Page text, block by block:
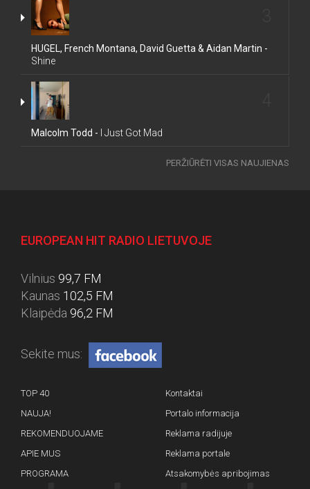
HUGEL, French Montana, David Guetta & Aidan Martin -
Shine
Malcolm Todd - I Just Got Mad
PERŽIŪRĖTI VISAS NAUJIENAS
EUROPEAN HIT RADIO LIETUVOJE
Vilnius 99,7 FM
Kaunas 102,5 FM
Klaipėda 96,2 FM
Sekite mus:
TOP 40
NAUJA!
REKOMENDUOJAME
APIE MUS
PROGRAMA
Kontaktai
Portalo informacija
Reklama radijuje
Reklama portale
Atsakomybės apribojimas